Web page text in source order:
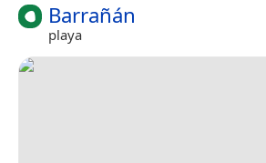
Barrañán
playa